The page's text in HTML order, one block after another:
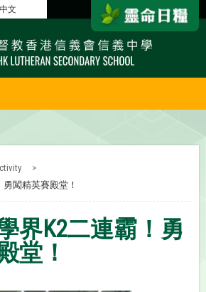
中文
中文
>
闖精英賽殿堂！
界K2二連霸！勇
堂！